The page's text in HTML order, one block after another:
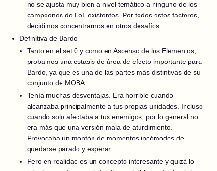
no se ajusta muy bien a nivel temático a ninguno de los
campeones de LoL existentes. Por todos estos factores,
decidimos concentrarnos en otros desafíos.
Definitiva de Bardo
Tanto en el set 0 y como en Ascenso de los Elementos,
probamos una estasis de área de efecto importante para
Bardo, ya que es una de las partes más distintivas de su
conjunto de MOBA.
Tenía muchas desventajas. Era horrible cuando
alcanzaba principalmente a tus propias unidades. Incluso
cuando solo afectaba a tus enemigos, por lo general no
era más que una versión mala de aturdimiento.
Provocaba un montón de momentos incómodos de
quedarse parado y esperar.
Pero en realidad es un concepto interesante y quizá lo